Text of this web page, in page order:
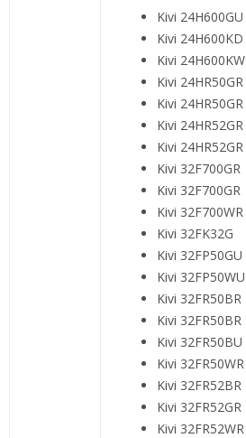
Kivi 24H600GU
Kivi 24H600KD
Kivi 24H600KW
Kivi 24HR50GR
Kivi 24HR50GR
Kivi 24HR52GR
Kivi 24HR52GR
Kivi 32F700GR
Kivi 32F700GR
Kivi 32F700WR
Kivi 32FK32G
Kivi 32FP50GU
Kivi 32FP50WU
Kivi 32FR50BR
Kivi 32FR50BR
Kivi 32FR50BU
Kivi 32FR50WR
Kivi 32FR52BR
Kivi 32FR52GR
Kivi 32FR52WR